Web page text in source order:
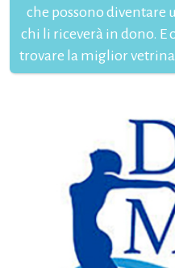
che possono diventare
chi li riceverà in dono. E
trovare la miglior